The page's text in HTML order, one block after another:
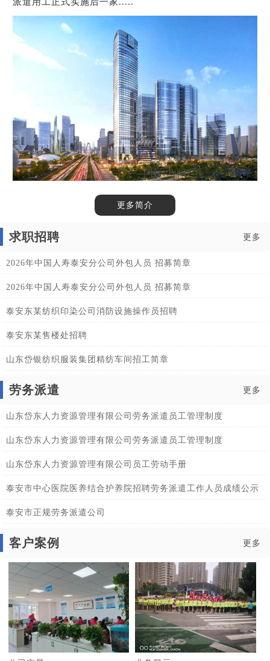
1 2 3
更多简介
求职招聘 更多
2026年中国人寿泰安分公司外包人员 招募简章
2026年中国人寿泰安分公司外包人员 招募简章
泰安东某纺织印染公司消防设施操作员招聘
泰安东某售楼处招聘
山东岱银纺织服装集团精纺车间招工简章
劳务派遣 更多
山东岱东人力资源管理有限公司劳务派遣员工管理制度
山东岱东人力资源管理有限公司劳务派遣员工管理制度
山东岱东人力资源管理有限公司员工劳动手册
泰安市中心医院医养结合护养院招聘劳务派遣工作人员成绩公示
泰安市正规劳务派遣公司
客户案例 更多